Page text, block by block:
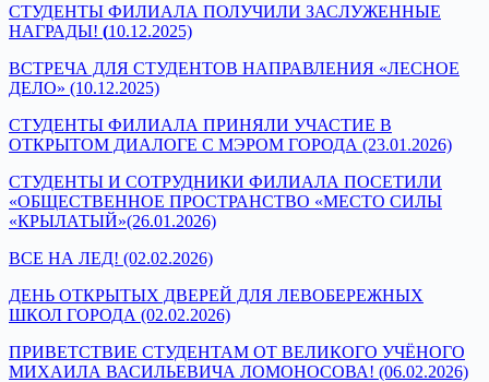
СТУДЕНТЫ ФИЛИАЛА ПОЛУЧИЛИ ЗАСЛУЖЕННЫЕ
НАГРАДЫ! (10.12.2025)
ВСТРЕЧА ДЛЯ СТУДЕНТОВ НАПРАВЛЕНИЯ «ЛЕСНОЕ
ДЕЛО» (10.12.2025)
СТУДЕНТЫ ФИЛИАЛА ПРИНЯЛИ УЧАСТИЕ В
ОТКРЫТОМ ДИАЛОГЕ С МЭРОМ ГОРОДА (23.01.2026)
СТУДЕНТЫ И СОТРУДНИКИ ФИЛИАЛА ПОСЕТИЛИ
«ОБЩЕСТВЕННОЕ ПРОСТРАНСТВО «МЕСТО СИЛЫ
«КРЫЛАТЫЙ»(26.01.2026)
ВСЕ НА ЛЕД! (02.02.2026)
ДЕНЬ ОТКРЫТЫХ ДВЕРЕЙ ДЛЯ ЛЕВОБЕРЕЖНЫХ
ШКОЛ ГОРОДА (02.02.2026)
ПРИВЕТСТВИЕ СТУДЕНТАМ ОТ ВЕЛИКОГО УЧЁНОГО
МИХАИЛА ВАСИЛЬЕВИЧА ЛОМОНОСОВА! (06.02.2026)